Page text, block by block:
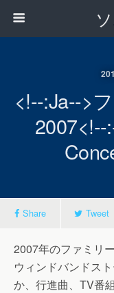
<!--:ja-->
Share Tweet
2007年のファミリ
ウィンドバンドス
か、行進曲、TV番